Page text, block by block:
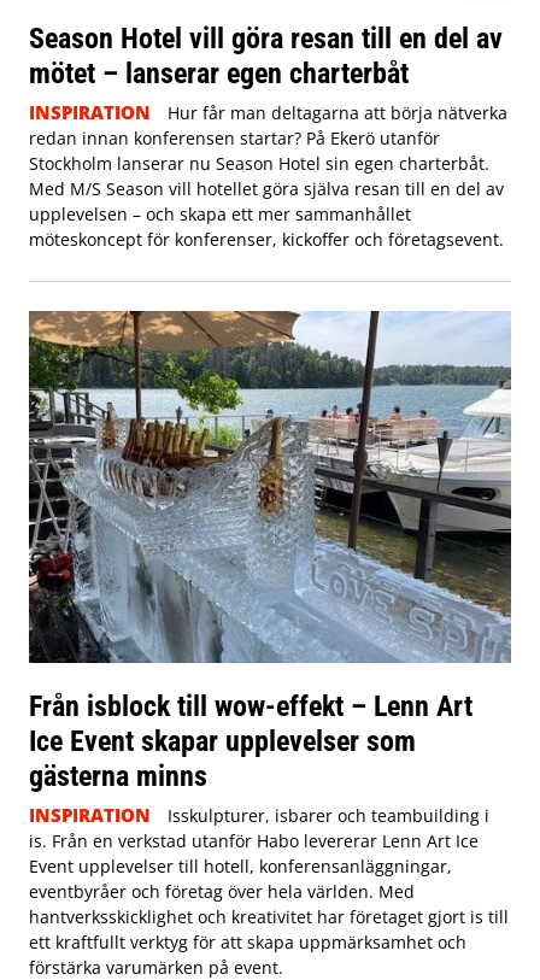
Season Hotel vill göra resan till en del av
mötet – lanserar egen charterbåt
INSPIRATION
Hur får man deltagarna att börja nätverka
redan innan konferensen startar? På Ekerö utanför
Stockholm lanserar nu Season Hotel sin egen charterbåt.
Med M/S Season vill hotellet göra själva resan till en del av
upplevelsen – och skapa ett mer sammanhållet
möteskoncept för konferenser, kickoffer och företagsevent.
Från isblock till wow-effekt – Lenn Art
Ice Event skapar upplevelser som
gästerna minns
INSPIRATION
Isskulpturer, isbarer och teambuilding i
is. Från en verkstad utanför Habo levererar Lenn Art Ice
Event upplevelser till hotell, konferensanläggningar,
eventbyråer och företag över hela världen. Med
hantverksskicklighet och kreativitet har företaget gjort is till
ett kraftfullt verktyg för att skapa uppmärksamhet och
förstärka varumärken på event.